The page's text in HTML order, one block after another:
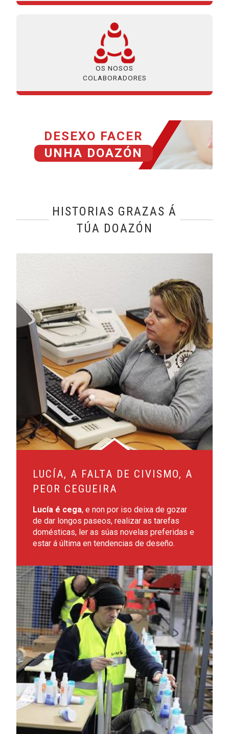
OS NOSOS
COLABORADORES
DESEXO FACER
UNHA DOAZÓN
HISTORIAS GRAZAS Á
TÚA DOAZÓN
LUCÍA, A FALTA DE CIVISMO, A
PEOR CEGUEIRA
Lucía é cega, e non por iso deixa de gozar
de dar longos paseos, realizar as tarefas
domésticas, ler as súas novelas preferidas e
estar á última en tendencias de deseño.
Leer más sobre Pedro, a formación o seu mellor aliado.